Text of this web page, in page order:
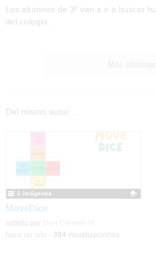
Los alumnos de 3º van a ir a buscar
del colegio.
Más
Del mismo autor…
MoveDice
Contenido educativo.
subido por
6 imágenes
hace un año - 304 visualizaciones